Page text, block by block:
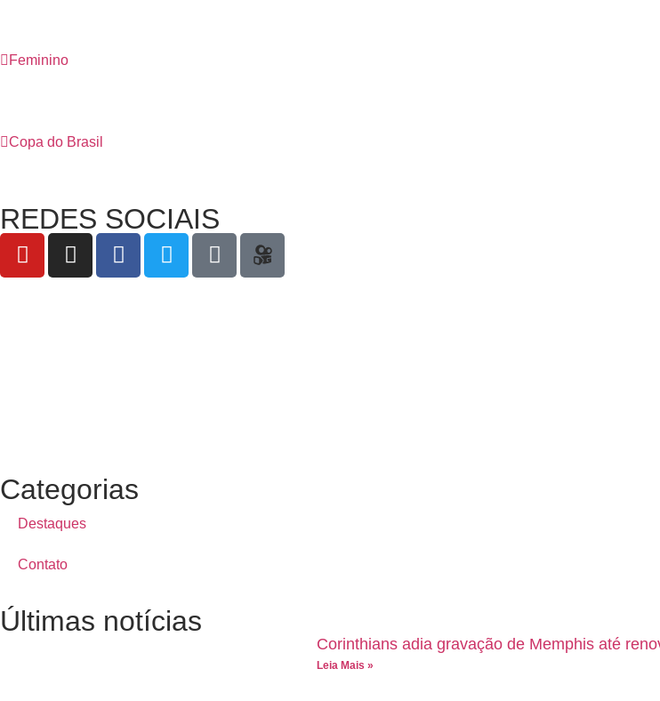
Feminino
Copa do Brasil
REDES SOCIAIS
Categorias
Destaques
Contato
Últimas notícias
Corinthians adia gravação de Memphis até
Leia Mais »